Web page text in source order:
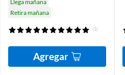
Llega mañana
Retira mañana
(1)
Agregar